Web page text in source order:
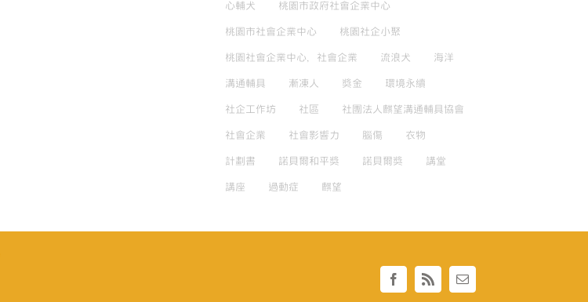
心輔犬 桃園市政府社會企業中心
桃園市社會企業中心 桃園社企小聚
桃園社會企業中心，社會企業 流浪犬 海洋
溝通輔具 漸凍人 獎金 環境永續
社企工作坊 社區 社團法人麒望溝通輔具協會
社會企業 社會影響力 腦傷 衣物
計劃書 諾貝爾和平獎 諾貝爾獎 講堂
講座 過動症 麒望
Facebook
Rss Email: